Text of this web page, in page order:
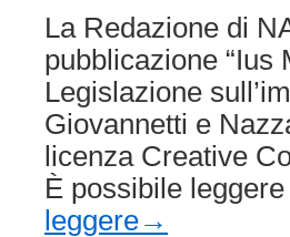
La Redazione di
pubblicazione “Ius
Legislazione
Giovannetti e
licenza Creative
È possibile
leggere→